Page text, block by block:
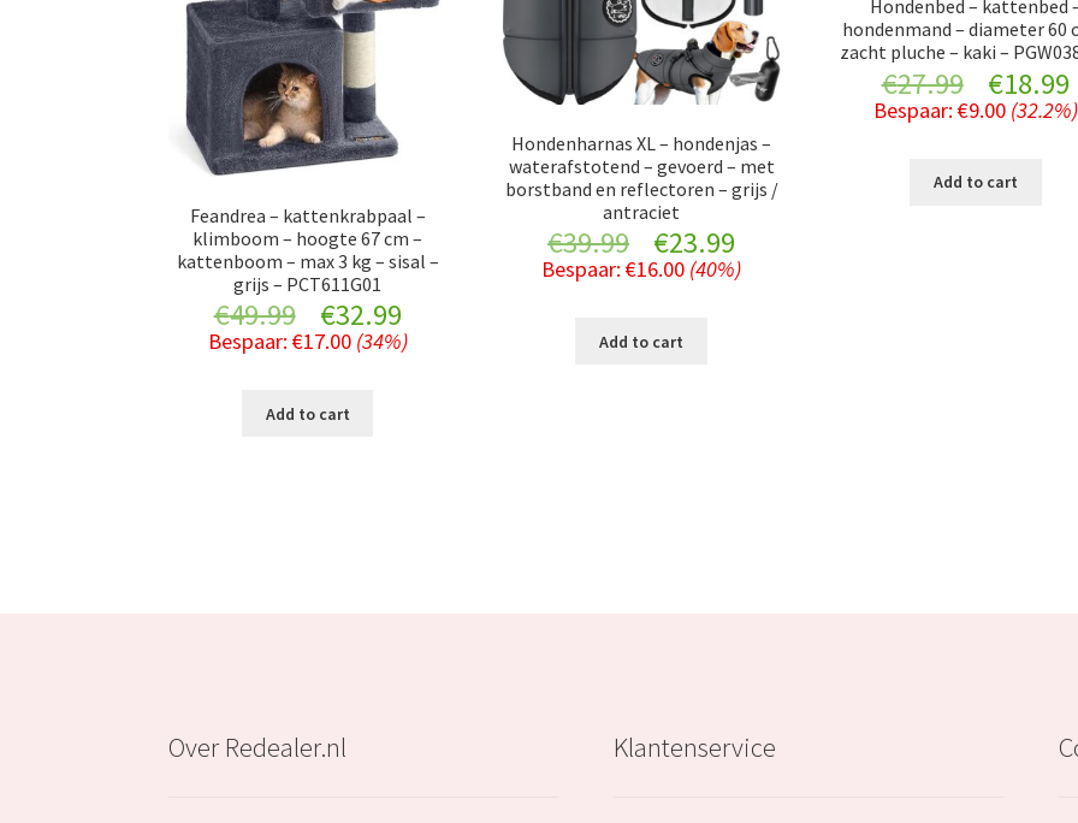
Feandrea – kattenkrabpaal –
klimboom – hoogte 67 cm –
kattenboom – max 3 kg – sisal –
grijs – PCT611G01
€49.99
Original
price
was:
€32.99Current
price
Bespaar: €17.00 (34%)
Add to cart
Hondenharnas XL – hondenjas –
waterafstotend – gevoerd – met
borstband en reflectoren – grijs /
antraciet
€39.99
Original
price
was:
€23.99
price
Bespaar:€16.00 (40%)
Add to cart
Hondenbed – kattenbed
hondenmand – diameter 60
zacht pluche – kaki –
€27.99
Original
price
was:
€18.99
Bespaar: €9.00 (32.2%)
Add to cart
Over Redealer.nl Klantenservice